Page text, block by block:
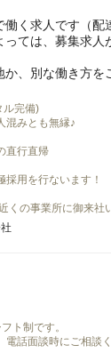
く求人です（配
っては、募集求人
、別な働き方を
完備)
混みとも無縁♪
直行直帰
用を行ないます！
の事業所に御来社
ト制です。
電話面談時にご相談く